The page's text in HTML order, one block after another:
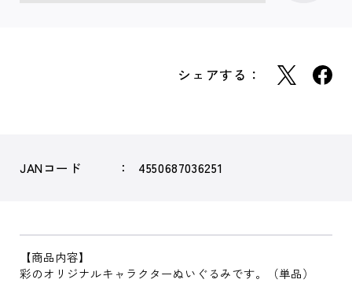
シェアする：
JANコード 4550687036251
【商品内容】
彩のオリジナルキャラクターぬいぐるみです。（単品）